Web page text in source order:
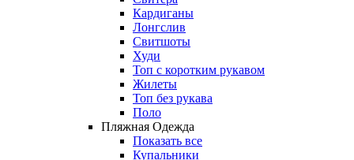
Кардиганы
Лонгслив
Свитшоты
Худи
Топ с коротким рукавом
Жилеты
Топ без рукава
Поло
Пляжная Одежда
Показать все
Купальники